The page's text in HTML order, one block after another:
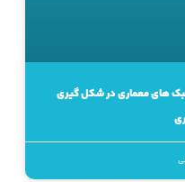
های معماری در شکل گیری